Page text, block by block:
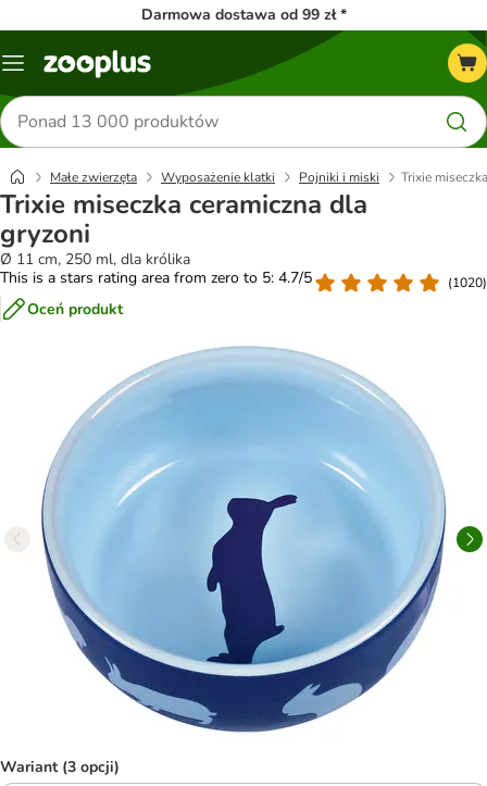
Darmowa dostawa od 99 zł *
Menu
Szukaj
produktów
Małe zwierzęta Wyposażenie klatki Pojniki i miski Trixie
Trixie miseczka ceramiczna dla
gryzoni
Ø 11 cm, 250 ml, dla królika
This is a stars rating area from zero to 5: 4.7/5
(1020)
Oceń produkt
Wariant (3 opcji)